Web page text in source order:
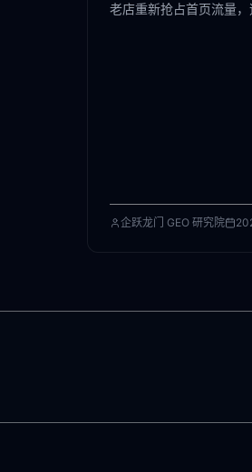
老店重新抢占首页流量，
企跃龙门 GEO 研究院